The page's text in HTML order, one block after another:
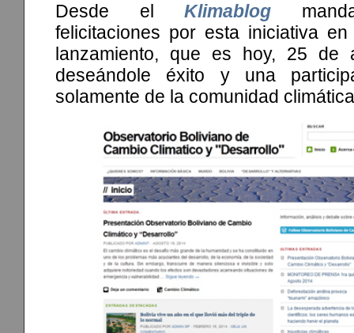
Desde el Klimablog
felicitaciones por esta iniciativa
lanzamiento, que es hoy, 25 de
deseándole éxito y una
solamente de la comunidad